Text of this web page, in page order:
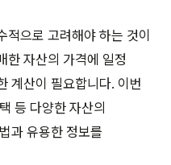
으로 고려해야 하는 것이
한 자산의 가격에 일정
계산이 필요합니다. 이번
등 다양한 자산의
과 유용한 정보를